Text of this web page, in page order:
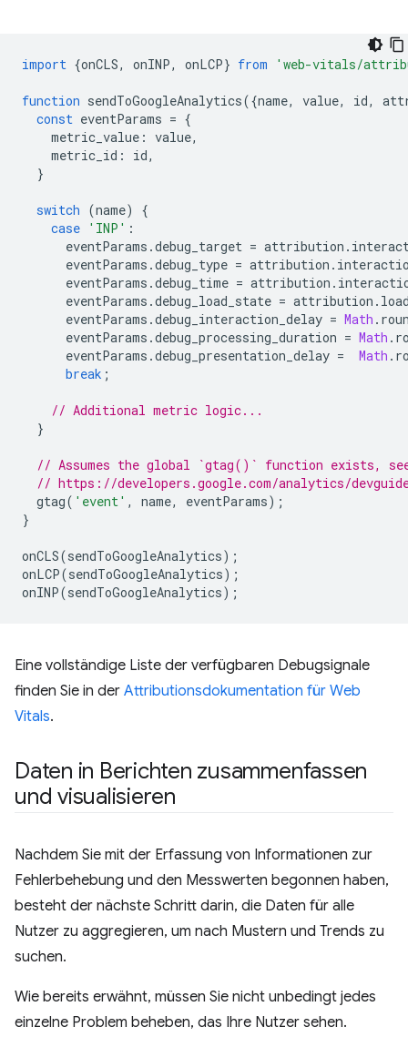
import {onCLS, onINP, onLCP} from 'web-vitals/
function sendToGoogleAnalytics({name, value, id,
const eventParams = {
metric_value : value,
metric_id : id,
}
switch (name)
{
case 'INP' :
eventParams .debug_target = attribution .
eventParams .debug_type = attribution .
eventParams .debug_time = attribution .
eventParams .debug_load_state = attribution .
eventParams .debug_interaction_delay = Math .
eventParams .debug_processing_duration = Math .
eventParams .debug_presentation_delay = Math .
break ;
// Additional metric logic...
}
// Assumes the global `gtag()` function exists,
// https://developers.google.com/analytics/
gtag( 'event' , name, eventParams);
}
onCLS(sendToGoogleAnalytics);
onLCP(sendToGoogleAnalytics);
onINP(sendToGoogleAnalytics);
Eine vollständige Liste der verfügbaren Debugsignale
finden Sie in der Attributionsdokumentation für Web
Vitals.
Daten in Berichten zusammenfassen
und visualisieren
Nachdem Sie mit der Erfassung von Informationen zur
Fehlerbehebung und den Messwerten begonnen haben,
besteht der nächste Schritt darin, die Daten für alle
Nutzer zu aggregieren, um nach Mustern und Trends zu
suchen.
Wie bereits erwähnt, müssen Sie nicht unbedingt jedes
einzelne Problem beheben, das Ihre Nutzer sehen.